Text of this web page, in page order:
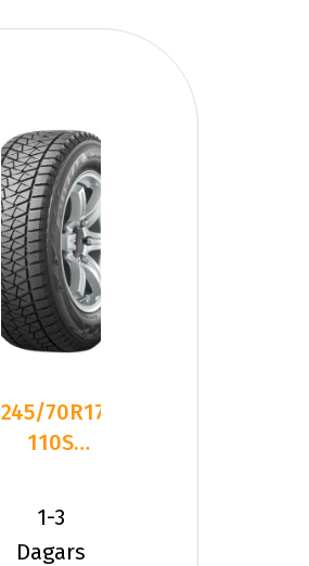
245/70R17
110S
BLIZZAK
DM-V
1-3
Dagars